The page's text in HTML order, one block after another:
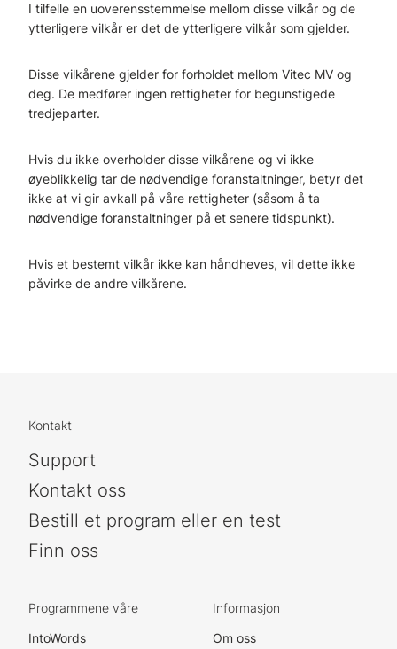
I tilfelle en uoverensstemmelse mellom disse vilkår og de
ytterligere vilkår er det de ytterligere vilkår som gjelder.
Disse vilkårene gjelder for forholdet mellom Vitec MV og
deg. De medfører ingen rettigheter for begunstigede
tredjeparter.
Hvis du ikke overholder disse vilkårene og vi ikke
øyeblikkelig tar de nødvendige foranstaltninger, betyr det
ikke at vi gir avkall på våre rettigheter (såsom å ta
nødvendige foranstaltninger på et senere tidspunkt).
Hvis et bestemt vilkår ikke kan håndheves, vil dette ikke
påvirke de andre vilkårene.
Kontakt
Support
Kontakt oss
Bestill et program eller en test
Finn oss
Programmene våre
IntoWords
Informasjon
Om oss